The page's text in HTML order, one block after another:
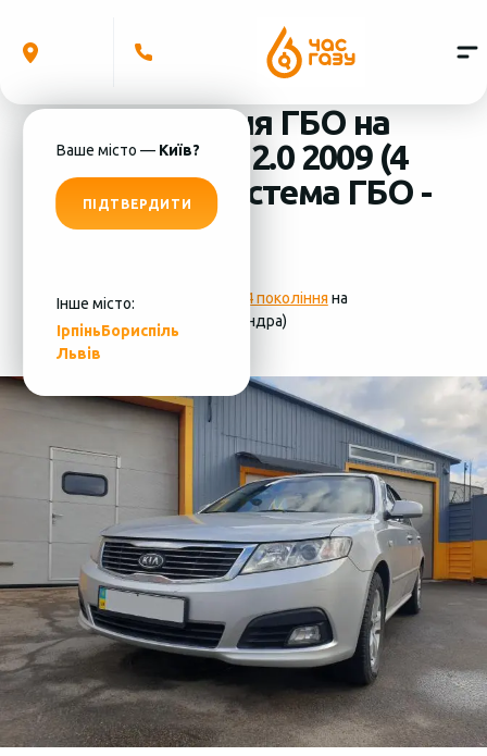
Ваше місто — Київ?
ПІДТВЕРДИТИ
Інше місто:
ІрпіньБориспіль
Львів
Встановлення ГБО на
Kia Magentis 2.0 2009 (4
циліндра) система ГБО -
MRC
Фотографії установки ГБО 4 покоління на
Kia Magentis 2.0 2009 (4 циліндра)